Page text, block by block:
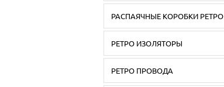
РАСПАЯЧНЫЕ КОРОБКИ РЕТРО
РЕТРО ИЗОЛЯТОРЫ
РЕТРО ПРОВОДА